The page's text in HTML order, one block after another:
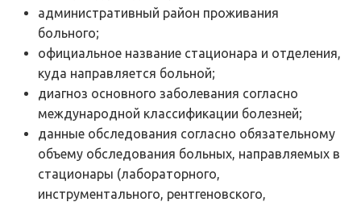
административный район проживания
больного;
официальное название стационара и отделения,
куда направляется больной;
диагноз основного заболевания согласно
международной классификации болезней;
данные обследования согласно обязательному
объему обследования больных, направляемых в
стационары (лабораторного,
инструментального, рентгеновского,